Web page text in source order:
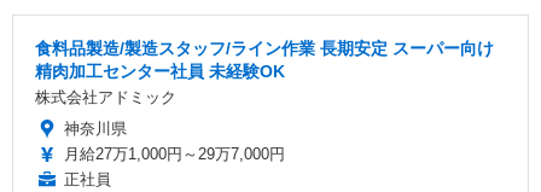
食料品製造/製造スタッフ/ライン作業 長期安定 スーパー向け
精肉加工センター社員 未経験OK
株式会社アドミック
神奈川県
月給27万1,000円～29万7,000円
正社員